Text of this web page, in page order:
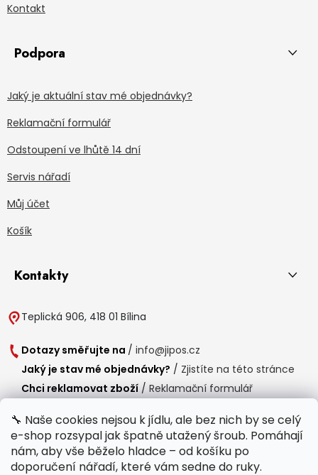
🔧 Naše cookies nejsou k jídlu, ale bez nich by se celý
e-shop rozsypal jak špatně utažený šroub. Pomáhají
nám, aby vše běželo hladce – od košíku po
doporučení nářadí, které vám sedne do ruky.
Kontakt
Podpora
Jaký je aktuální stav mé objednávky?
Reklamační formulář
Odstoupení ve lhůtě 14 dní
Servis nářadí
Můj účet
Košík
Kontakty
Teplická 906, 418 01 Bílina
Dotazy směřujte na / info@jipos.cz
Jaký je stav mé objednávky? / Zjistíte na této stránce
Chci reklamovat zboží / Reklamační formulář
Provozní doba
Po-Čt / 8:00 - 15:00